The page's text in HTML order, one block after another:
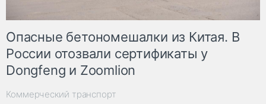
Опасные бетономешалки из Китая. В
России отозвали сертификаты у
Dongfeng и Zoomlion
Коммерческий транспорт